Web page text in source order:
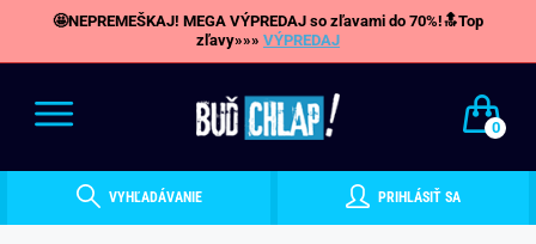
🤩NEPREMEŠKAJ! MEGA VÝPREDAJ so zľavami do 70%!🔝Top
zľavy»»» VÝPREDAJ
0
VYHĽADÁVANIE PRIHLÁSIŤ SA